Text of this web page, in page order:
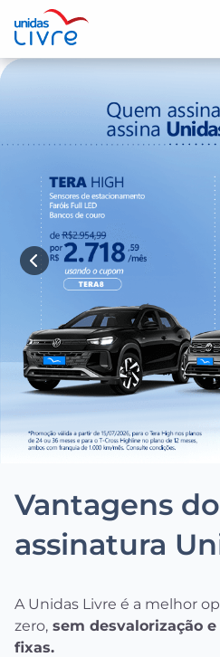
Vantagens
assinatura
A Unidas Livre é a melhor
zero, sem desvalorização
fixas.